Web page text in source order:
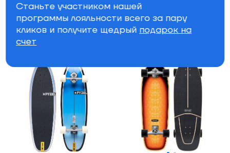
Станьте участником нашей
программы лояльности всего за пару
кликов и получите щедрый подарок на
счет